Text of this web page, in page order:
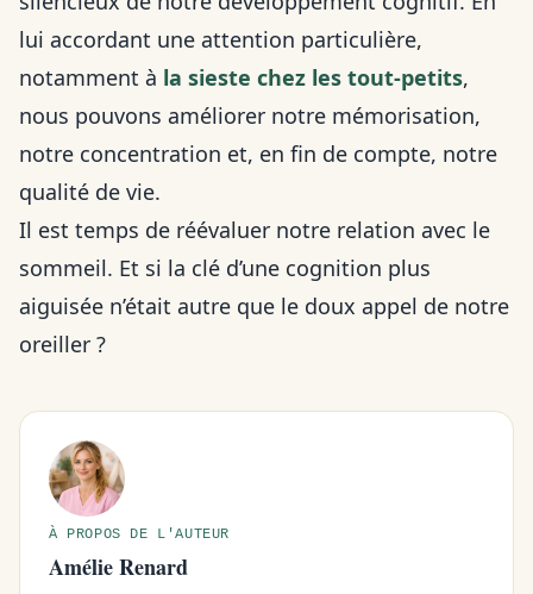
lui accordant une attention particulière,
notamment à la sieste chez les tout-petits,
nous pouvons améliorer notre mémorisation,
notre concentration et, en fin de compte, notre
qualité de vie.
Il est temps de réévaluer notre relation avec le
sommeil. Et si la clé d’une cognition plus
aiguisée n’était autre que le doux appel de notre
oreiller ?
À PROPOS DE L'AUTEUR
Amélie Renard